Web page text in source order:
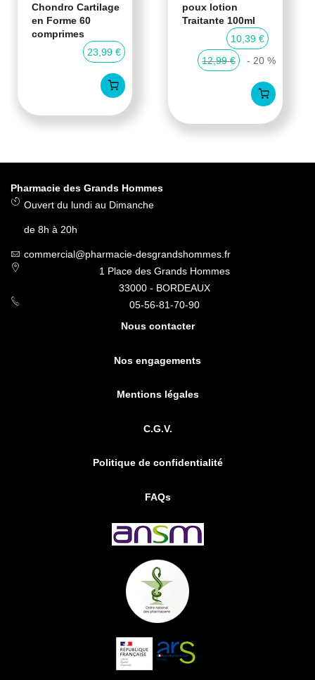
Chondro Cartilage
en Forme 60
comprimes
23,99 €
poux lotion
Traitante 100ml
10,39 €
12,99 €
- 20 %
Pharmacie des Grands Hommes
Ouvert du lundi au Dimanche
de 8h à 20h
commercial@pharmacie-desgrandshommes.fr
1 Place des Grands Hommes
33000 - BORDEAUX
05-56-81-70-90
Nous contacter
Nos engagements
Mentions légales
C.G.V.
Politique de confidentialité
FAQs